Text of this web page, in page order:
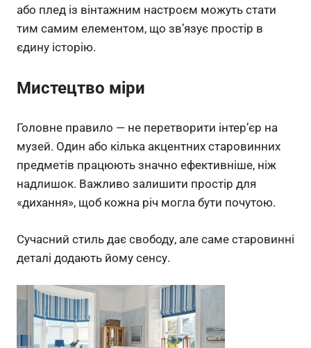
або плед із вінтажним настроєм можуть стати
тим самим елементом, що зв’язує простір в
єдину історію.
Мистецтво міри
Головне правило — не перетворити інтер’єр на
музей. Один або кілька акцентних старовинних
предметів працюють значно ефективніше, ніж
надлишок. Важливо залишити простір для
«дихання», щоб кожна річ могла бути почутою.
Сучасний стиль дає свободу, але саме старовинні
деталі додають йому сенсу.